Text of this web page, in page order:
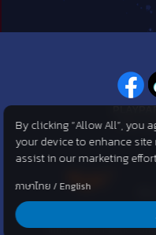
ไม่พลาดทุ
©2007 KOG corporation
Innovations Public
By clicking “Allow All”, you
your device to enhance
assist in our marketing
ภาษาไทย / English